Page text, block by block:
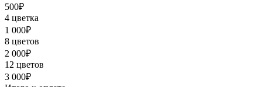
500₽
4 цветка
1 000₽
8 цветов
2 000₽
12 цветов
3 000₽